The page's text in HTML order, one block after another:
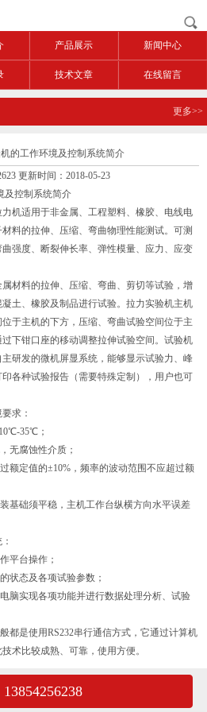
产品展示 新闻中心
技术文章 在线留言
更多>>
的工作环境及控制系统简介
更新时间：2018-05-23
及控制系统简介
适用于非金属、工程塑料、橡胶、电线电
料的拉伸、压缩、弯曲物理性能测试。可测
强度、断裂伸长率、弹性模量、应力、应变
料的拉伸、压缩、弯曲、剪切等试验，增
土、橡胶及制品进行试验。拉力实验机主机
于主机的下方，压缩、弯曲试验空间位于主
下钳口座的移动调整拉伸试验空间。试验机
研发的微机屏显系统，能够显示试验力、峰
各种试验报告（需要特殊定制），用户也可
求：
35℃；
腐蚀性介质；
定值的±10%，频率的波动范围不应超过额
础须平稳，主机工作台纵横方向水平误差
平台操作；
态及各项试验参数；
实现各项功能并进行数据处理分析、试验
是使用RS232串行通信方式，它通过计算机
术比较成熟、可靠，使用方便。
13854256238